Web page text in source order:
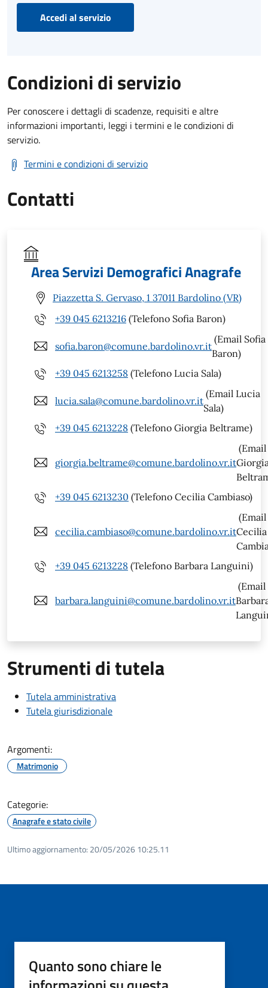
Accedi al servizio
Condizioni di servizio
Per conoscere i dettagli di scadenze, requisiti e altre
informazioni importanti, leggi i termini e le condizioni di
servizio.
Termini e condizioni di servizio
Contatti
Area Servizi Demografici Anagrafe
Piazzetta S. Gervaso, 1 37011 Bardolino (VR)
+39 045 6213216 (Telefono Sofia Baron)
sofia.baron@comune.bardolino.vr.it
(Email Sofia
Baron)
+39 045 6213258 (Telefono Lucia Sala)
lucia.sala@comune.bardolino.vr.it
(Email Lucia
Sala)
+39 045 6213228 (Telefono Giorgia Beltrame)
giorgia.beltrame@comune.bardolino.vr.it
(Email
+39 045 6213230 (Telefono Cecilia Cambiaso)
cecilia.cambiaso@comune.bardolino.vr.it
(Email
Cecilia
+39 045 6213228 (Telefono Barbara Languini)
barbara.languini@comune.bardolino.vr.it
(Email
Strumenti di tutela
Tutela amministrativa
Tutela giurisdizionale
Argomenti:
Matrimonio
Categorie:
Anagrafe e stato civile
Ultimo aggiornamento: 20/05/2026 10:25.11
Quanto sono chiare le